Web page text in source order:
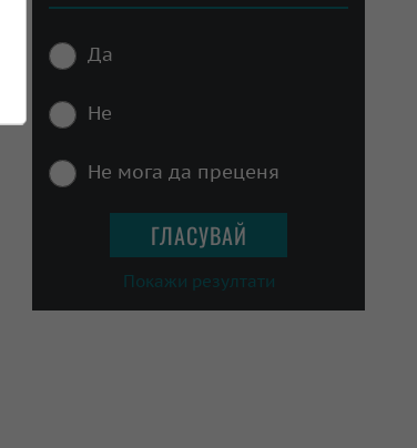
Да
Не
Не мога да преценя
Покажи резултати